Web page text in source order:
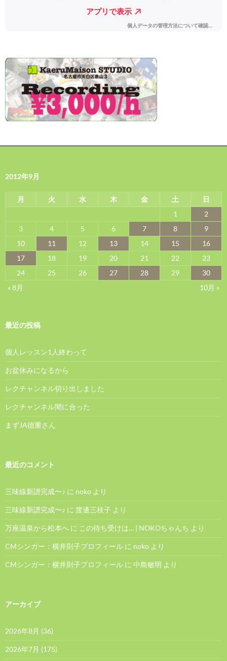
2012年9月
月 火 水 木 金 土
日
1
2
3
4 5 6 7 8
9
10
11 12 13 14 15
16
17
18 19 20 21 22
23
24
25 26 27 28 29
30
« 8月
10月 »
最近の投稿
個人レッスン1人終わって
お盆休みになるから
レクチャンネル切り出しました
レクチャンネル間に合った
まずJA徳重さん
最近のコメント
三味線新譜完成〜♪ に noko より
三味線新譜完成〜♪ に 渡邊三枝子 より
万座温泉から松本へ に この待ち受けは… | NOKOちゃんち より
CMシンガー：横井則子プロフィール に noko より
CMシンガー：横井則子プロフィール に 中島敏明 より
アーカイブ
2026年8月 (36)
2026年7月 (175)